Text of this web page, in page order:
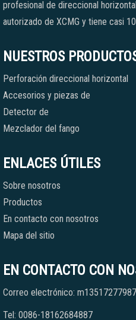
profesional de direccional
autorizado de XCMG y tiene casi
NUESTROS
Perforación direccional horizontal
Accesorios y piezas de
Detector de
Mezclador del fango
ENLACES ÚTILES
Sobre nosotros
Productos
En contacto con nosotros
Mapa del sitio
EN CONTACTO CON
Correo electrónico:
Tel: 0086-18162684887